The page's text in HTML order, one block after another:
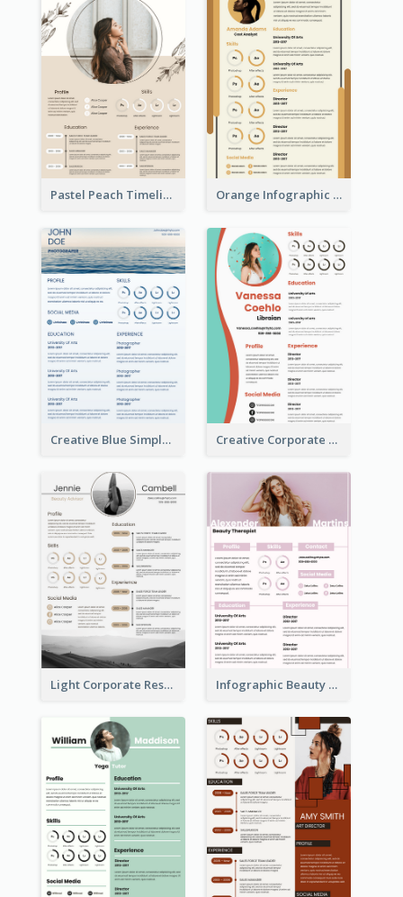
Pastel Peach Timeline Resume Orange Infographic Market Analyst Resume
Creative Blue Simple Resume Creative Corporate Teal Resume
Light Corporate Resume Infographic Beauty Consultant Resume